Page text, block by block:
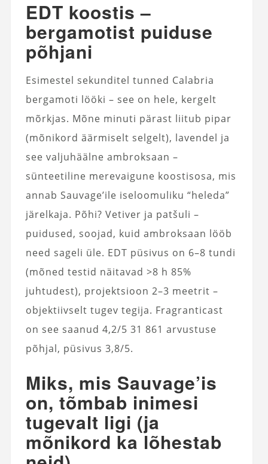
EDT koostis –
bergamotist puiduse
põhjani
Esimestel sekunditel tunned Calabria
bergamoti lööki – see on hele, kergelt
mõrkjas. Mõne minuti pärast liitub pipar
(mõnikord äärmiselt selgelt), lavendel ja
see valjuhäälne ambroksaan –
sünteetiline merevaigune koostisosa, mis
annab Sauvage’ile iseloomuliku “heleda”
järelkaja. Põhi? Vetiver ja patšuli –
puidused, soojad, kuid ambroksaan lööb
need sageli üle. EDT püsivus on 6–8 tundi
(mõned testid näitavad >8 h 85%
juhtudest), projektsioon 2–3 meetrit –
objektiivselt tugev tegija. Fragranticast
on see saanud 4,2/5 31 861 arvustuse
põhjal, püsivus 3,8/5.
Miks, mis Sauvage’is
on, tõmbab inimesi
tugevalt ligi (ja
mõnikord ka lõhestab